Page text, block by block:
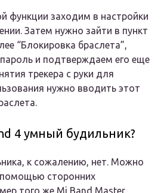
функции заходим в настройки
Затем нужно зайти в пункт
“Блокировка браслета”,
и подтверждаем его еще
трекера с руки для
нужно вводить этот
4 умный будильник?
к сожалению, нет. Можно
помощью сторонних